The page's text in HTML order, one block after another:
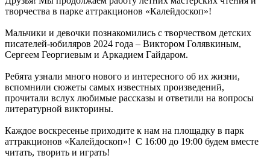
творчества в парке аттракционов «Калейдоскоп»!
Мальчики и девочки познакомились с творчеством детских
писателей-юбиляров 2024 года – Виктором Голявкиным,
Сергеем Георгиевым и Аркадием Гайдаром.
Ребята узнали много нового и интересного об их жизни,
вспомнили сюжеты самых известных произведений,
прочитали вслух любимые рассказы и ответили на вопросы
литературной викторины.
Каждое воскресенье приходите к нам на площадку в парк
аттракционов «Калейдоскоп»! С 16:00 до 19:00 будем вместе
читать, творить и играть!